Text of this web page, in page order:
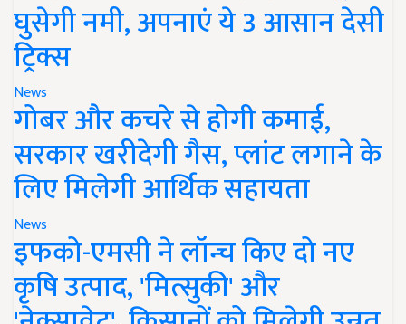
घुसेगी नमी, अपनाएं ये 3 आसान देसी
ट्रिक्स
News
गोबर और कचरे से होगी कमाई,
सरकार खरीदेगी गैस, प्लांट लगाने के
लिए मिलेगी आर्थिक सहायता
News
इफको-एमसी ने लॉन्च किए दो नए
कृषि उत्पाद, 'मित्सुकी' और